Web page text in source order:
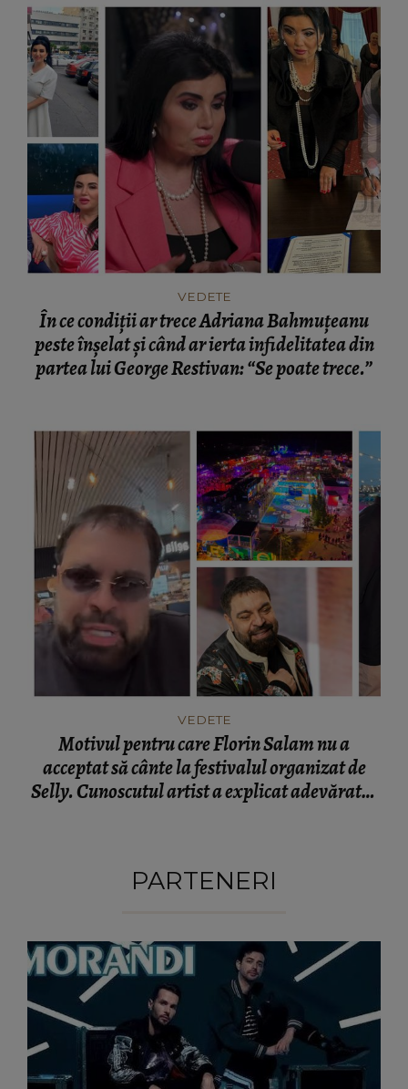
VEDETE
În ce condiții ar trece Adriana Bahmuțeanu
peste înșelat și când ar ierta infidelitatea din
partea lui George Restivan: “Se poate trece.”
VEDETE
Motivul pentru care Florin Salam nu a
acceptat să cânte la festivalul organizat de
Selly. Cunoscutul artist a explicat adevăratul
PARTENERI